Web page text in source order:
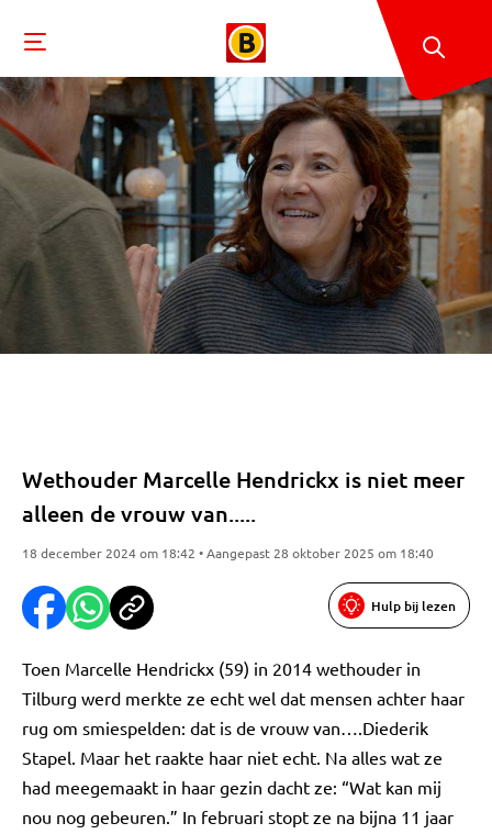
Wethouder Marcelle Hendrickx is niet meer
alleen de vrouw van.....
18 december 2024 om 18:42 • Aangepast 28 oktober 2025 om 18:40
Hulp bij lezen
Toen Marcelle Hendrickx (59) in 2014 wethouder in
Tilburg werd merkte ze echt wel dat mensen achter haar
rug om smiespelden: dat is de vrouw van….Diederik
Stapel. Maar het raakte haar niet echt. Na alles wat ze
had meegemaakt in haar gezin dacht ze: “Wat kan mij
nou nog gebeuren.” In februari stopt ze na bijna 11 jaar